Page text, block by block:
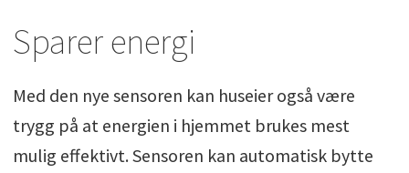
Sparer energi
Med den nye sensoren kan huseier også være
trygg på at energien i hjemmet brukes mest
mulig effektivt. Sensoren kan automatisk bytte